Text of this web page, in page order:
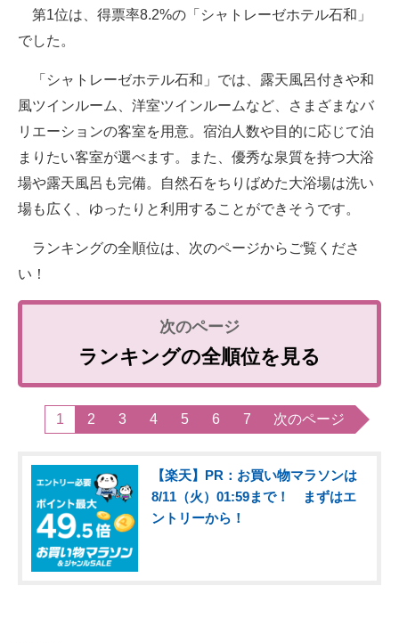
第1位は、得票率8.2%の「シャトレーゼホテル石和」
でした。
「シャトレーゼホテル石和」では、露天風呂付きや和
風ツインルーム、洋室ツインルームなど、さまざまなバ
リエーションの客室を用意。宿泊人数や目的に応じて泊
まりたい客室が選べます。また、優秀な泉質を持つ大浴
場や露天風呂も完備。自然石をちりばめた大浴場は洗い
場も広く、ゆったりと利用することができそうです。
ランキングの全順位は、次のページからご覧くださ
い！
ランキングの全順位を見る
1 2 3 4 5 6 7 次のページ
【楽天】PR：お買い物マラソンは
8/11（火）01:59まで！ まずはエ
ントリーから！